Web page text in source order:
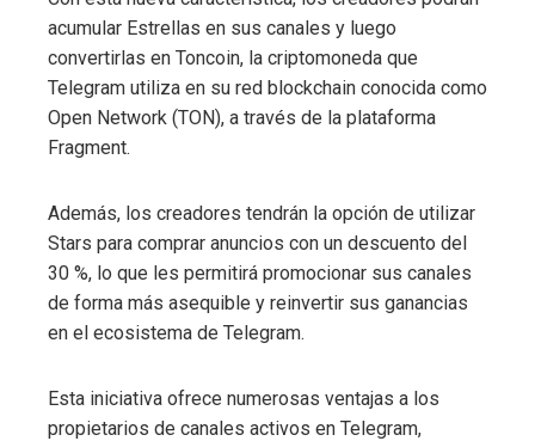
acumular Estrellas en sus canales y luego
convertirlas en Toncoin, la criptomoneda que
Telegram utiliza en su red blockchain conocida como
Open Network (TON), a través de la plataforma
Fragment.
Además, los creadores tendrán la opción de utilizar
Stars para comprar anuncios con un descuento del
30 %, lo que les permitirá promocionar sus canales
de forma más asequible y reinvertir sus ganancias
en el ecosistema de Telegram.
Esta iniciativa ofrece numerosas ventajas a los
propietarios de canales activos en Telegram,